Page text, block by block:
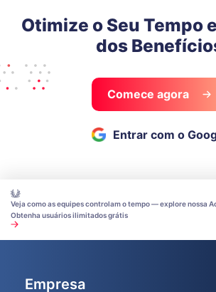
Otimize o Seu Tempo
dos
Comece agora
Entrar com o
Veja como as equipes controlam o tempo — explore nossa
Obtenha usuários ilimitados grátis
Empresa